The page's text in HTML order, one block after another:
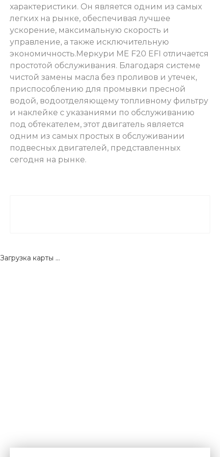
характеристики. Он является одним из самых
легких на рынке, обеспечивая лучшее
ускорение, максимальную скорость и
управление, а также исключительную
экономичность.Меркури ME F20 EFI отличается
простотой обслуживания. Благодаря системе
чистой замены масла без проливов и утечек,
приспособлению для промывки пресной
водой, водоотделяющему топливному фильтру
и наклейке с указаниями по обслуживанию
под обтекателем, этот двигатель является
одним из самых простых в обслуживании
подвесных двигателей, представленных
сегодня на рынке.
Загрузка карты ...